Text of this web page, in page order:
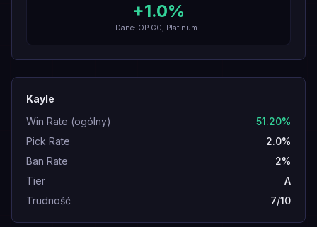
+1.0%
Dane: OP.GG, Platinum+
Kayle
Win Rate (ogólny)
51.20%
Pick Rate
2.0%
Ban Rate
2%
Tier
A
Trudność
7/10